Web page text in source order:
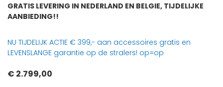
GRATIS LEVERING IN NEDERLAND EN BELGIE, TIJDELIJKE
AANBIEDING!!
NU TIJDELIJK ACTIE € 399,- aan accessoires gratis en
LEVENSLANGE garantie op de stralers! op=op
€ 2.799,00